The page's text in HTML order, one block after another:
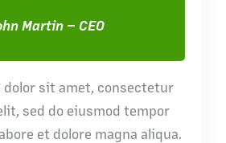
Martin – CEO
dolor sit amet, consectetur
sed do eiusmod tempor
et dolore magna aliqua.